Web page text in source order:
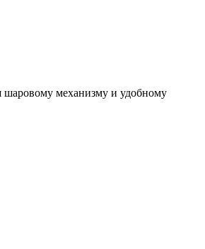
шаровому механизму и удобному